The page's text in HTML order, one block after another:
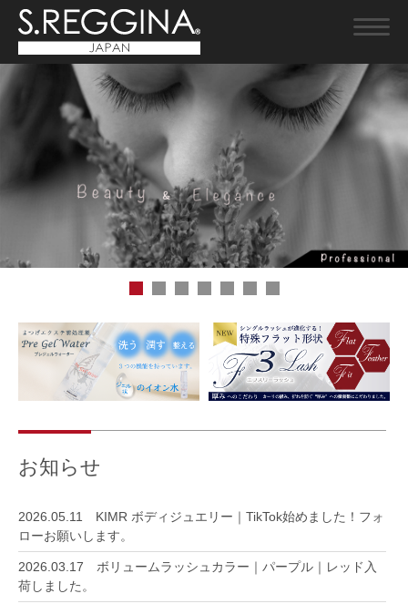
お知らせ
2026.05.11
KIMR ボディジュエリー｜TikTok始めました！フォ
ローお願いします。
2026.03.17
ボリュームラッシュカラー｜パープル｜レッド入
荷しました。